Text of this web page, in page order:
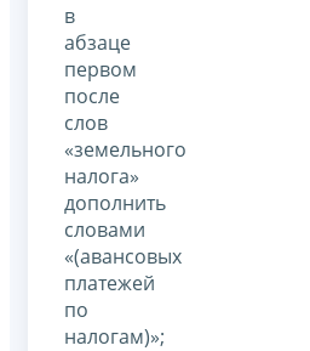
в
абзаце
первом
после
слов
«земельного
налога»
дополнить
словами
«(авансовых
платежей
по
налогам)»;